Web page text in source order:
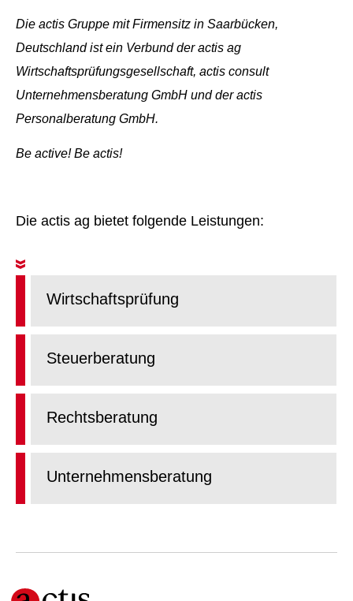
Die actis Gruppe mit Firmensitz in Saarbücken,
Deutschland ist ein Verbund der actis ag
Wirtschaftsprüfungsgesellschaft, actis consult
Unternehmensberatung GmbH und der actis
Personalberatung GmbH.
Be active! Be actis!
Die actis ag bietet folgende Leistungen:
Wirtschaftsprüfung
Steuerberatung
Rechtsberatung
Unternehmensberatung